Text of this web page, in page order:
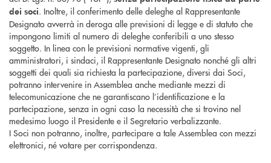
dei soci. Inoltre, il conferimento delle deleghe al Rappresentante
Designato avverrà in deroga alle previsioni di legge e di statuto che
impongono limiti al numero di deleghe conferibili a uno stesso
soggetto. In linea con le previsioni normative vigenti, gli
amministratori, i sindaci, il Rappresentante Designato nonché gli altri
soggetti dei quali sia richiesta la partecipazione, diversi dai Soci,
potranno intervenire in Assemblea anche mediante mezzi di
telecomunicazione che ne garantiscano l’identificazione e la
partecipazione, senza in ogni caso la necessità che si trovino nel
medesimo luogo il Presidente e il Segretario verbalizzante.
I Soci non potranno, inoltre, partecipare a tale Assemblea con mezzi
elettronici, né votare per corrispondenza.